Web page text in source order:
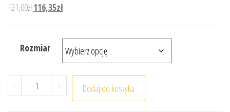
121,00złPierwotna cena wynosiła: 121,00zł.
116,35złAktualna cena wynosi: 116,35zł.
Rozmiar
- ilość Spodenki bramkarskie adidas Condivo 22 HF0141
+ Dodaj do koszyka